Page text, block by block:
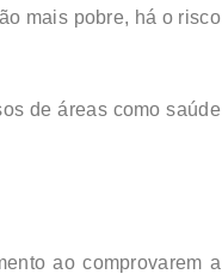
mais pobre, há o risco
de áreas como saúde
ao comprovarem a